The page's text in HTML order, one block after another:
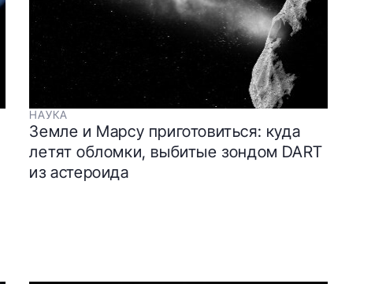
НАУКА
Земле и Марсу приготовиться: куда
летят обломки, выбитые зондом DART
из астероида